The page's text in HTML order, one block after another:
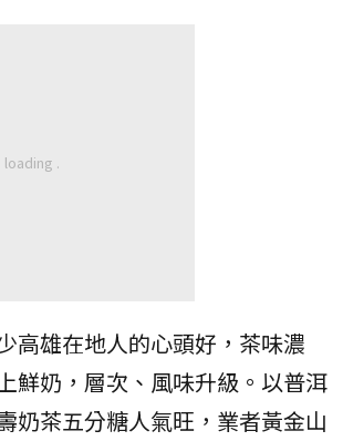
高雄在地人的心頭好，茶味濃
鮮奶，層次、風味升級。以普洱
奶茶五分糖人氣旺，業者黃金山